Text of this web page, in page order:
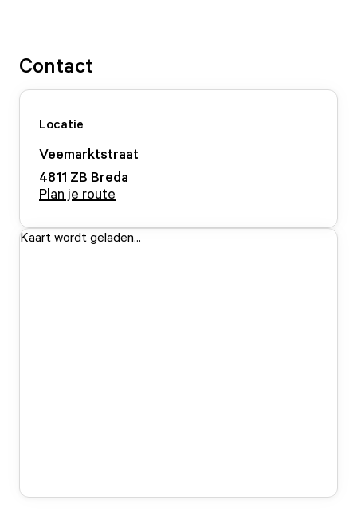
Contact
Locatie
Veemarktstraat
4811 ZB Breda
Plan je route
Kaart wordt geladen...